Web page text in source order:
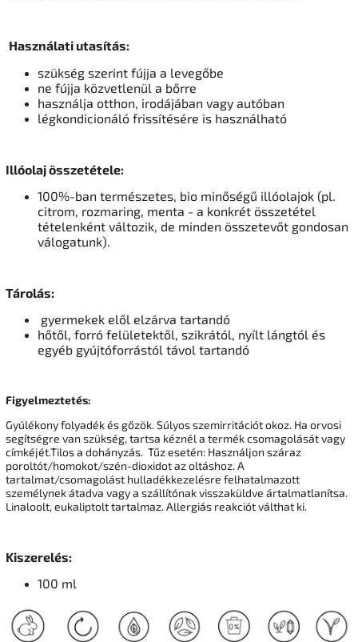
Használati utasítás:
szükség szerint fújja a levegőbe
ne fújja közvetlenül a bőrre
használja otthon, irodájában vagy autóban
légkondicionáló frissítésére is használható
Illóolaj összetétele:
100%-ban természetes, bio minőségű illóolajok (pl.
citrom, rozmaring, menta - a konkrét összetétel
tételenként változik, de minden összetevőt gondosan
válogatunk).
Tárolás:
gyermekek elől elzárva tartandó
hőtől, forró felületektől, szikrától, nyílt lángtól és
egyéb gyújtóforrástól távol tartandó
Figyelmeztetés:
Gyúlékony folyadék és gőzök. Súlyos szemirritációt okoz. Ha orvosi
segítségre van szükség, tartsa kéznél a termék csomagolását vagy
címkéjét.Tilos a dohányzás. Tűz esetén: Használjon száraz
poroltót/homokot/szén-dioxidot az oltáshoz. A
tartalmat/csomagolást hulladékkezelésre felhatalmazott
személynek átadva vagy a szállítónak visszaküldve ártalmatlanítsa.
Linaloolt, eukaliptolt tartalmaz. Allergiás reakciót válthat ki.
Kiszerelés:
100 ml